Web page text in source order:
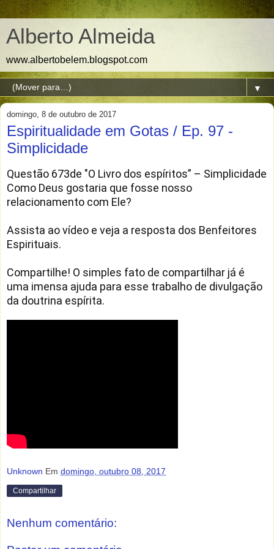
Alberto Almeida
www.albertobelem.blogspot.com
▼
domingo, 8 de outubro de 2017
Espiritualidade em Gotas / Ep. 97 -
Simplicidade
Questão 673de "O Livro dos espíritos” – Simplicidade
Como Deus gostaria que fosse nosso
relacionamento com Ele?
Assista ao vídeo e veja a resposta dos Benfeitores
Espirituais.
Compartilhe! O simples fato de compartilhar já é
uma imensa ajuda para esse trabalho de divulgação
da doutrina espírita.
Unknown Em domingo, outubro 08, 2017
Compartilhar
Nenhum comentário: